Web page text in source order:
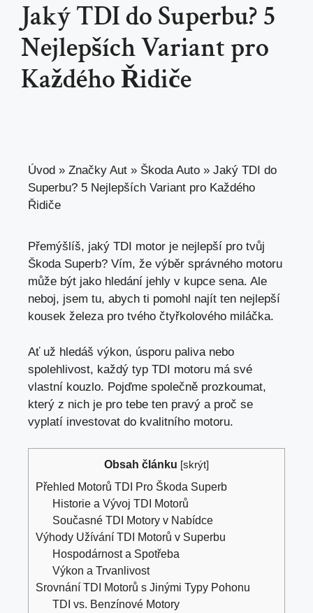
Jaký TDI do Superbu? 5
Nejlepších Variant pro
Každého Řidiče
Úvod » Značky Aut » Škoda Auto » Jaký TDI do
Superbu? 5 Nejlepších Variant pro Každého
Řidiče
Přemýšlíš, jaký TDI motor je nejlepší pro tvůj
Škoda Superb? Vím, že výběr správného motoru
může být jako hledání jehly v kupce sena. Ale
neboj, jsem tu, abych ti pomohl najít ten nejlepší
kousek železa pro tvého čtyřkolového miláčka.
Ať už hledáš výkon, úsporu paliva nebo
spolehlivost, každý typ TDI motoru má své
vlastní kouzlo. Pojďme společně prozkoumat,
který z nich je pro tebe ten pravý a proč se
vyplatí investovat do kvalitního motoru.
Obsah článku [skrýt]
Přehled Motorů TDI Pro Škoda Superb
Historie a Vývoj TDI Motorů
Současné TDI Motory v Nabídce
Výhody Užívání TDI Motorů v Superbu
Hospodárnost a Spotřeba
Výkon a Trvanlivost
Srovnání TDI Motorů s Jinými Typy Pohonu
TDI vs. Benzínové Motory